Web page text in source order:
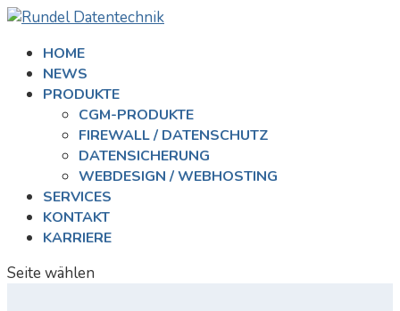
HOME
NEWS
PRODUKTE
CGM-PRODUKTE
FIREWALL / DATENSCHUTZ
DATENSICHERUNG
WEBDESIGN / WEBHOSTING
SERVICES
KONTAKT
KARRIERE
Seite wählen